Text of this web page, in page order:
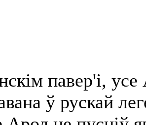
павер'і,
ў рускай